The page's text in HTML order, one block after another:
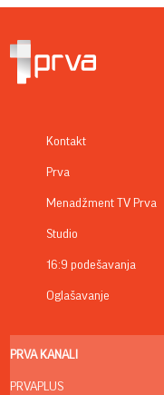
Kontakt
Prva
Menadžment TV Prva
Studio
16:9 podešavanja
Oglašavanje
PRVA KANALI
PRVAPLUS